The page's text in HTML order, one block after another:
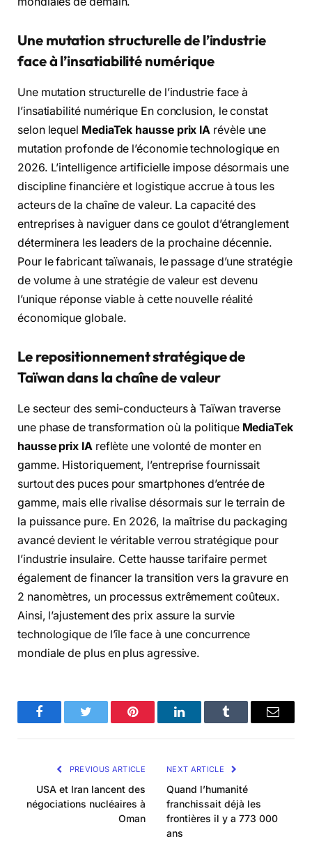
Une mutation structurelle de l’industrie
face à l’insatiabilité numérique
Une mutation structurelle de l’industrie face à
l’insatiabilité numérique En conclusion, le constat
selon lequel MediaTek hausse prix IA révèle une
mutation profonde de l’économie technologique en
2026. L’intelligence artificielle impose désormais une
discipline financière et logistique accrue à tous les
acteurs de la chaîne de valeur. La capacité des
entreprises à naviguer dans ce goulot d’étranglement
déterminera les leaders de la prochaine décennie.
Pour le fabricant taïwanais, le passage d’une stratégie
de volume à une stratégie de valeur est devenu
l’unique réponse viable à cette nouvelle réalité
économique globale.
Le repositionnement stratégique de
Taïwan dans la chaîne de valeur
Le secteur des semi-conducteurs à Taïwan traverse
une phase de transformation où la politique MediaTek
hausse prix IA reflète une volonté de monter en
gamme. Historiquement, l’entreprise fournissait
surtout des puces pour smartphones d’entrée de
gamme, mais elle rivalise désormais sur le terrain de
la puissance pure. En 2026, la maîtrise du packaging
avancé devient le véritable verrou stratégique pour
l’industrie insulaire. Cette hausse tarifaire permet
également de financer la transition vers la gravure en
2 nanomètres, un processus extrêmement coûteux.
Ainsi, l’ajustement des prix assure la survie
technologique de l’île face à une concurrence
mondiale de plus en plus agressive.
FacebookTwitter Pinterest LinkedInTumblr Email
PREVIOUS ARTICLE
USA et Iran lancent des
négociations nucléaires à
Oman
NEXT ARTICLE
Quand l’humanité
franchissait déjà les
frontières il y a 773 000
ans